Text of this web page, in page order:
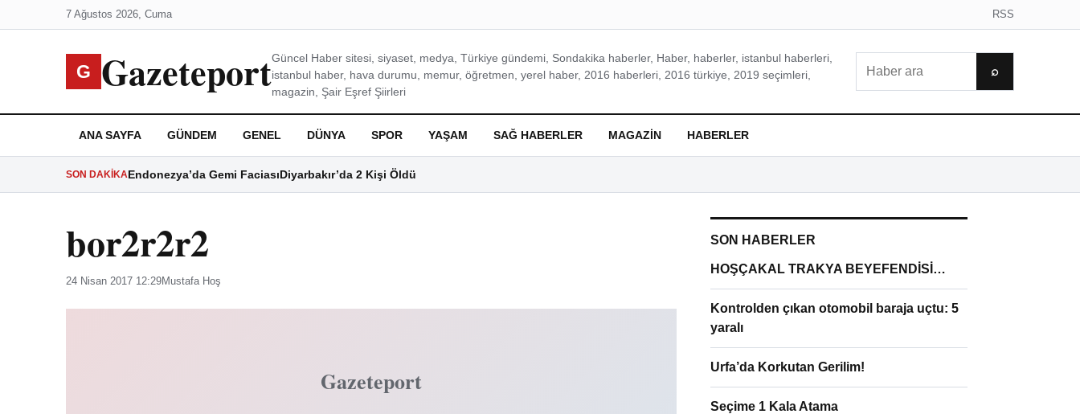
7 Ağustos 2026, Cuma RSS
G GazeteportGüncel Haber sitesi, siyaset, medya, Türkiye gündemi, Sondakika haberler, Haber, haberler, istanbul haberleri,
istanbul haber, hava durumu, memur, öğretmen, yerel haber, 2016 haberleri, 2016 türkiye, 2019 seçimleri,
magazin, Şair Eşref Şiirleri
⌕
ANA SAYFA GÜNDEM GENEL DÜNYA SPOR YAŞAM SAĞ HABERLER MAGAZIN HABERLER
SON DAKIKAEndonezya’da Gemi FaciasıDiyarbakır’da 2 Kişi Öldü
bor2r2r2
24 Nisan 2017 12:29Mustafa Hoş
Gazeteport
SON HABERLER
HOŞÇAKAL TRAKYA BEYEFENDİSİ…
Kontrolden çıkan otomobil baraja uçtu: 5
yaralı
Urfa’da Korkutan Gerilim!
Seçime 1 Kala Atama